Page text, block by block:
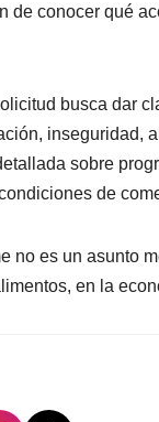
de conocer qué
busca dar
inseguridad,
sobre
de
no es un asunto
en la